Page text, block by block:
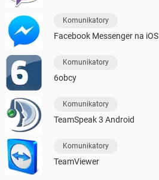
Komunikatory
Facebook Messenger na iOS
Komunikatory
6obcy
Komunikatory
TeamSpeak 3 Android
Komunikatory
TeamViewer